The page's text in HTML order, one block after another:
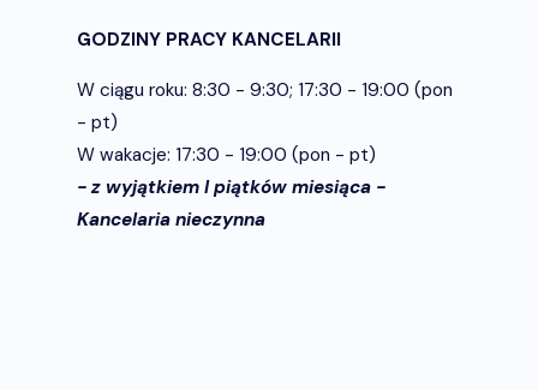
GODZINY PRACY KANCELARII
W ciągu roku: 8:30 - 9:30; 17:30 - 19:00 (pon
- pt)
W wakacje: 17:30 - 19:00 (pon - pt)
- z wyjątkiem I piątków miesiąca -
Kancelaria nieczynna